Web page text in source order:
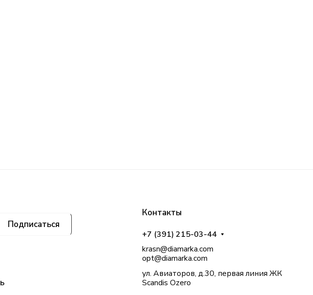
Подписаться
Контакты
+7 (391) 215-03-44
krasn@diamarka.com
opt@diamarka.com
ул. Авиаторов, д.30, первая линия ЖК
Scandis Ozero